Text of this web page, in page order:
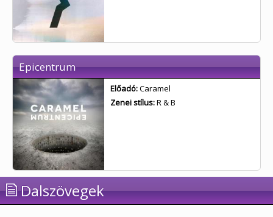
Epicentrum
Előadó:Caramel
Zenei stílus:R & B
Dalszövegek